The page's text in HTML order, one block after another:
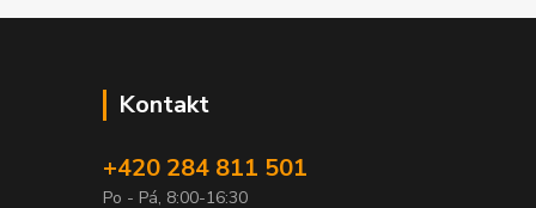
Kontakt
+420 284 811 501
Po - Pá, 8:00-16:30